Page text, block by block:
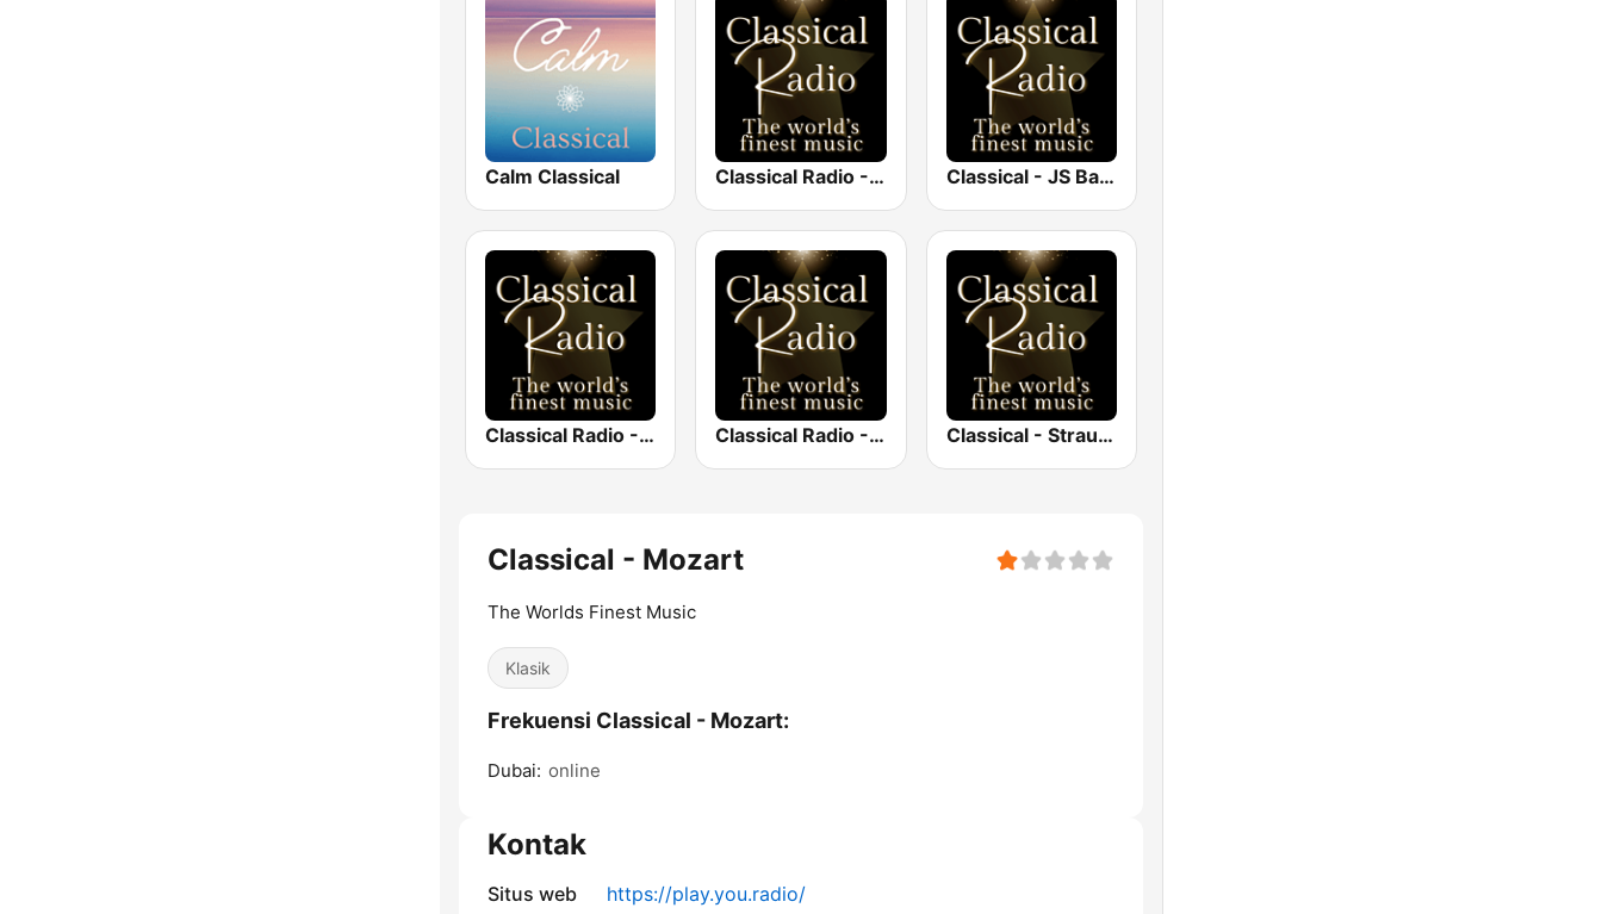
Calm Classical Classical Radio - London Symphony Orchestra Classical - JS Bach
Classical Radio - Calm Classical Radio - Sleep Classical - Strauss
Classical - Mozart
The Worlds Finest Music
Klasik
Frekuensi Classical - Mozart:
Dubai: online
Kontak
Situs web https://play.you.radio/